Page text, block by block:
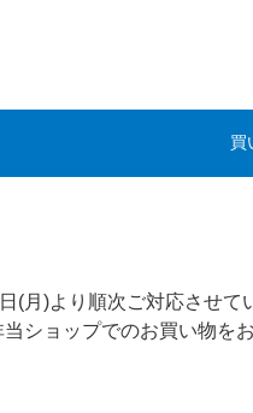
買
月)より順次ご対応させて
ショップでのお買い物を